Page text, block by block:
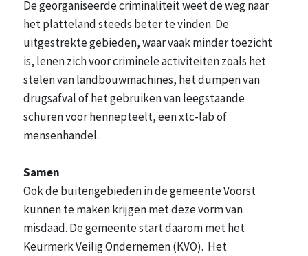
De georganiseerde criminaliteit weet de weg naar
het platteland steeds beter te vinden. De
uitgestrekte gebieden, waar vaak minder toezicht
is, lenen zich voor criminele activiteiten zoals het
stelen van landbouwmachines, het dumpen van
drugsafval of het gebruiken van leegstaande
schuren voor hennepteelt, een xtc-lab of
mensenhandel.
Samen
Ook de buitengebieden in de gemeente Voorst
kunnen te maken krijgen met deze vorm van
misdaad. De gemeente start daarom met het
Keurmerk Veilig Ondernemen (KVO). Het